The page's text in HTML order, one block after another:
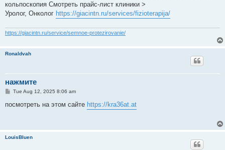
кольпоскопия Смотреть прайс-лист клиники >
Уролог, Онколог https://giacintn.ru/services/fizioterapija/
https://giacintn.ru/service/semnoe-protezirovanie/
Ronaldvah
нажмите
P
s
Tue Aug 12, 2025 8:06 am
посмотреть на этом сайте https://kra36at.at
LouisBluen